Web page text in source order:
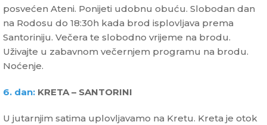
posvećen Ateni. Ponijeti udobnu obuću. Slobodan dan
na Rodosu do 18:30h kada brod isplovljava prema
Santoriniju. Večera te slobodno vrijeme na brodu.
Uživajte u zabavnom večernjem programu na brodu.
Noćenje.
6. dan: KRETA – SANTORINI
U jutarnjim satima uplovljavamo na Kretu. Kreta je otok